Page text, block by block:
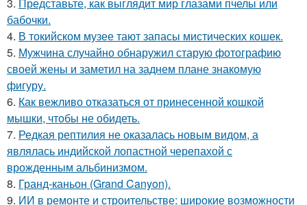
3. Представьте, как выглядит мир глазами пчелы или
бабочки.
4. В токийском музее тают запасы мистических кошек.
5. Мужчина случайно обнаружил старую фотографию
своей жены и заметил на заднем плане знакомую
фигуру.
6. Как вежливо отказаться от принесенной кошкой
мышки, чтобы не обидеть.
7. Редкая рептилия не оказалась новым видом, а
являлась индийской лопастной черепахой с
врожденным альбинизмом.
8. Гранд-каньон (Grand Canyon).
9. ИИ в ремонте и строительстве: широкие возможности